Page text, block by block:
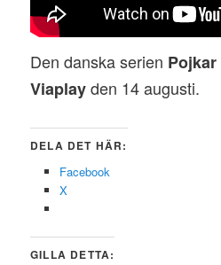
Den danska serien Pojkar
Viaplayden 14 augusti.
DELA DET HÄR:
Facebook
X
GILLA DETTA: